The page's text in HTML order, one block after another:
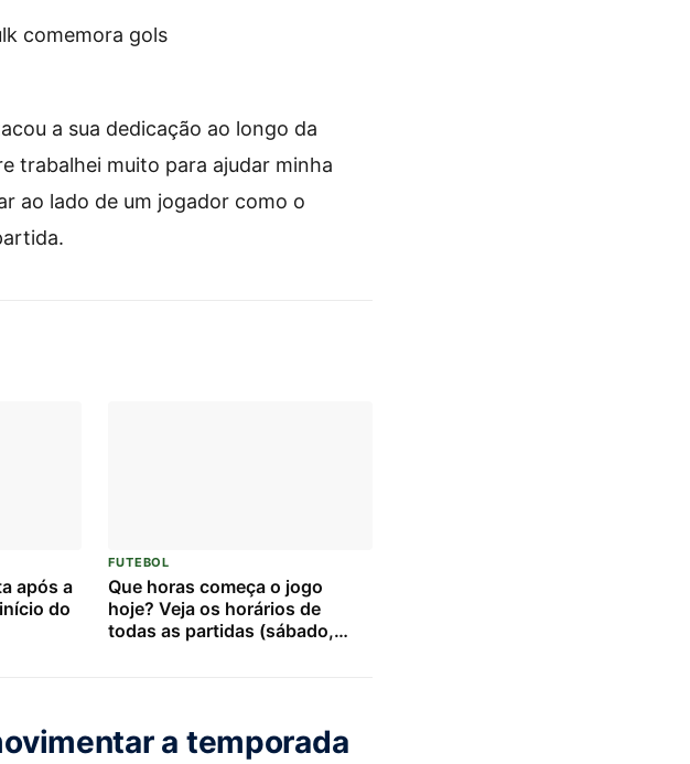
a sua dedicação ao longo da
trabalhei muito para ajudar minha
ao lado de um jogador como o
após a
do
FUTEBOL
Que horas começa o jogo
hoje? Veja os horários de
todas as partidas (sábado,
a temporada